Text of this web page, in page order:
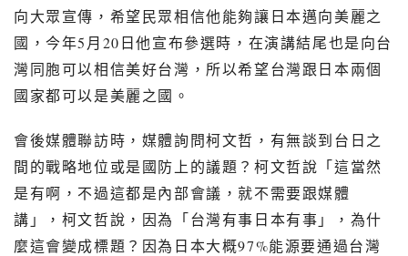
向大眾宣傳，希望民眾相信他能夠讓日本邁向美麗之
國，今年5 月20日他宣布參選時，在演講結尾也是向台
灣同胞可以相信美好台灣，所以希望台灣跟日本兩個
國家都可以是美麗之國。
會後媒體聯訪時，媒體詢問柯文哲，有無談到台日之
間的戰略地位或是國防上的議題？柯文哲說「這當然
是有啊，不過這都是內部會議，就不需要跟媒體
講」，柯文哲說，因為「台灣有事日本有事」，為什
麼這會變成標題？因為日本大概97%能源要通過台灣